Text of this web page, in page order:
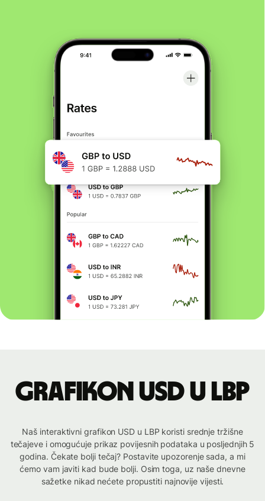
Grafikon USD u LBP
Naš interaktivni grafikon USD u LBP koristi srednje tržišne
tečajeve i omogućuje prikaz povijesnih podataka u posljednjih 5
godina. Čekate bolji tečaj? Postavite upozorenje sada, a mi
ćemo vam javiti kad bude bolji. Osim toga, uz naše dnevne
sažetke nikad nećete propustiti najnovije vijesti.